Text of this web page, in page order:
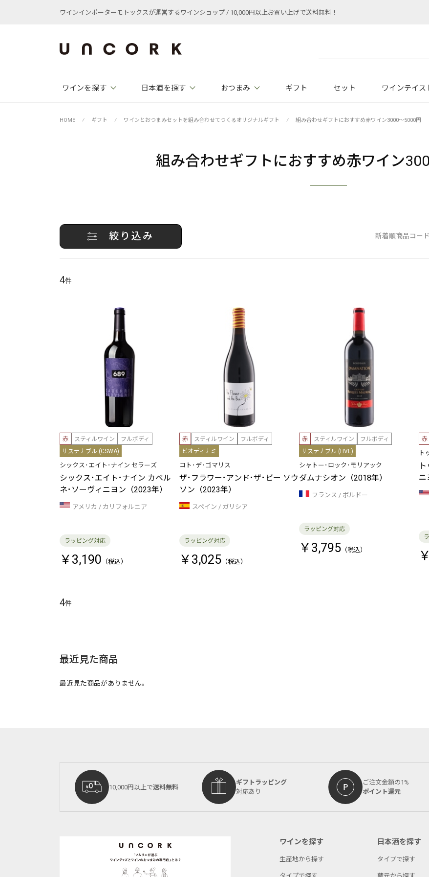
ワインインポーターモトックスが運営するワインショップ / 10,000円以上お買い上げで送料無料！
ワインを探す 日本酒を探す おつまみ ギフト セット ワインテイス
HOME ⁄ ギフト ⁄ ワインとおつまみセットを組み合わせてつくるオリジナルギフト ⁄ 組み合わせギフトにおすすめ赤ワイン3000～5000円
組み合わせギフトにおすすめ赤ワイン
絞り込み 新着順商品コード
4件
赤 スティルワイン
フルボディ
サステナブル (CSWA)
シックス･エイト･ナイン セラーズ
シックス･エイト･ナイン カベル
ネ･ソーヴィニヨン（2023年）
アメリカ カリフォルニア
￥3,190
赤 スティルワイン
フルボディ
ビオディナミ
コト･デ･ゴマリス
ザ･フラワー･アンド･ザ･ビー ソウ
ソン（2023年）
スペイン ガリシア
￥3,025
赤 スティルワイン
フルボディ
サステナブル (HVE)
シャトー･ロック･モリアック
ダムナシオン（2018年）
フランス ボルドー
￥3,795
赤
ト
ニ
4件
最近見た商品
最近見た商品がありません。
10,000円以上で送料無料
ギフトラッピング
対応あり
ご注文金額の1%
ポイント還元
ワインを探す
生産地から探す
日本酒を探す
タイプで探す